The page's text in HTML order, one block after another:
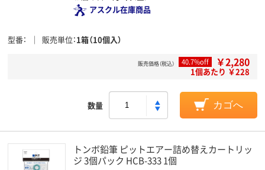
アスクル在庫商品
型番 販売単位 1箱（10個入）
販売価格（税込） 40.7%off ￥2,280
1個あたり ￥228
数量 カゴへ
トンボ鉛筆 ピットエアー詰め替えカートリッ
ジ 3個パック HCB-333 1個